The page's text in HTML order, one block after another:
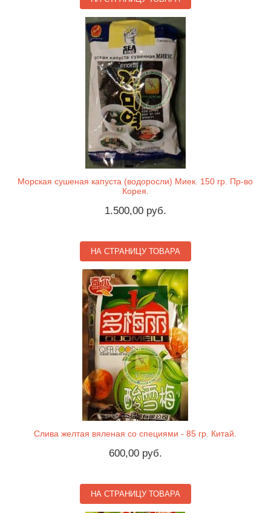
Морская сушеная капуста (водоросли) Миек. 150 гр. Пр-во
Корея.
1.500,00 руб.
НА СТРАНИЦУ ТОВАРА
Слива желтая вяленая со специями - 85 гр. Китай.
600,00 руб.
НА СТРАНИЦУ ТОВАРА